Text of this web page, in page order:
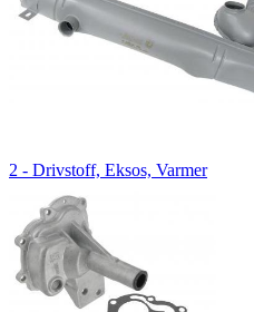
2 - Drivstoff, Eksos, Varmer